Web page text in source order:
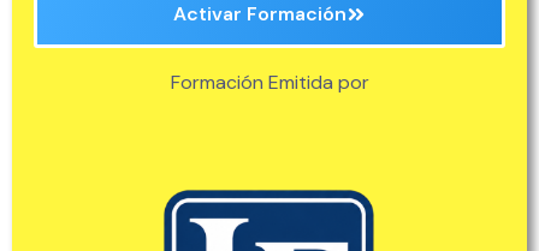
Activar Formación
Formación Emitida por